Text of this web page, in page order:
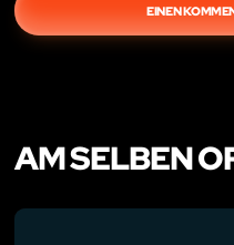
EINEN
AM SELBEN